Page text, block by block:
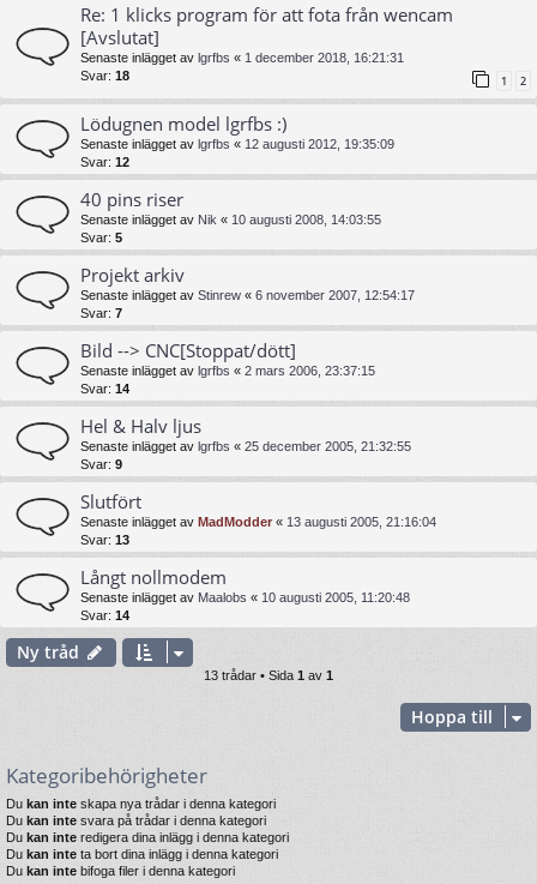
Re: 1 klicks program för att fota från wencam
[Avslutat]
Senaste inlägget av lgrfbs « 1 december 2018, 16:21:31
Svar: 18 1 2
Lödugnen model lgrfbs :)
Senaste inlägget av lgrfbs « 12 augusti 2012, 19:35:09
Svar: 12
40 pins riser
Senaste inlägget av Nik « 10 augusti 2008, 14:03:55
Svar: 5
Projekt arkiv
Senaste inlägget av Stinrew « 6 november 2007, 12:54:17
Svar: 7
Bild --> CNC[Stoppat/dött]
Senaste inlägget av lgrfbs « 2 mars 2006, 23:37:15
Svar: 14
Hel & Halv ljus
Senaste inlägget av lgrfbs « 25 december 2005, 21:32:55
Svar: 9
Slutfört
Senaste inlägget av MadModder « 13 augusti 2005, 21:16:04
Svar: 13
Långt nollmodem
Senaste inlägget av Maalobs « 10 augusti 2005, 11:20:48
Svar: 14
Ny tråd
13 trådar • Sida 1 av 1
Hoppa till
Kategoribehörigheter
Du kan inte skapa nya trådar i denna kategori
Du kan inte svara på trådar i denna kategori
Du kan inte redigera dina inlägg i denna kategori
Du kan inte ta bort dina inlägg i denna kategori
Du kan inte bifoga filer i denna kategori